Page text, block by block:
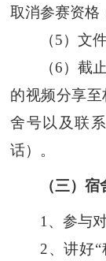
取消参赛资格
（5）文
（6）截
的视频分享至
舍号以及联
话） 。
（三）宿
1、参与
2、讲好